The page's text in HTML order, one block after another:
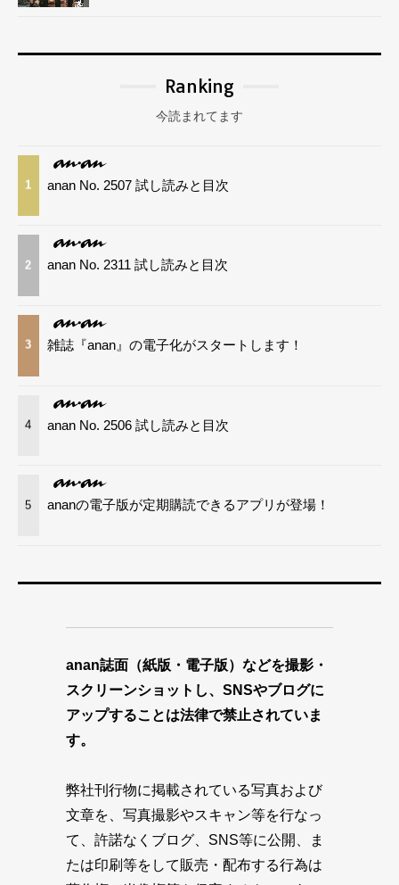
Ranking
今読まれてます
1 anan No. 2507 試し読みと目次
2 anan No. 2311 試し読みと目次
3 雑誌『anan』の電子化がスタートします！
4 anan No. 2506 試し読みと目次
5 ananの電子版が定期購読できるアプリが登場！
anan誌面（紙版・電子版）などを撮影・
スクリーンショットし、SNSやブログに
アップすることは法律で禁止されていま
す。
弊社刊行物に掲載されている写真および
文章を、写真撮影やスキャン等を行なっ
て、許諾なくブログ、SNS等に公開、ま
たは印刷等をして販売・配布する行為は